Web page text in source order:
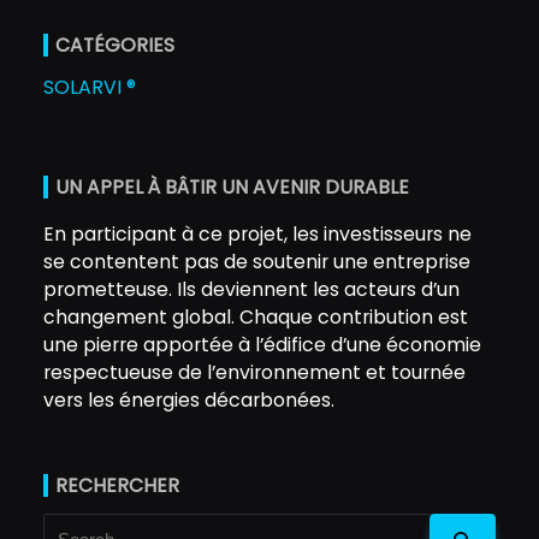
CATÉGORIES
SOLARVI ®
UN APPEL À BÂTIR UN AVENIR DURABLE
En participant à ce projet, les investisseurs ne
se contentent pas de soutenir une entreprise
prometteuse. Ils deviennent les acteurs d’un
changement global. Chaque contribution est
une pierre apportée à l’édifice d’une économie
respectueuse de l’environnement et tournée
vers les énergies décarbonées.
RECHERCHER
Search